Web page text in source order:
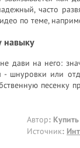
часто
по теме,
навыку
дави на него:
- шнуровки или
песенку
Автор:
Источник: